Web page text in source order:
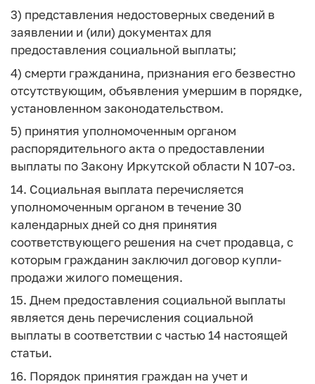
3) представления недостоверных сведений в
заявлении и (или) документах для
предоставления социальной выплаты;
4) смерти гражданина, признания его безвестно
отсутствующим, объявления умершим в порядке,
установленном законодательством.
5) принятия уполномоченным органом
распорядительного акта о предоставлении
выплаты по Закону Иркутской области N 107-оз.
14. Социальная выплата перечисляется
уполномоченным органом в течение 30
календарных дней со дня принятия
соответствующего решения на счет продавца, с
которым гражданин заключил договор купли-
продажи жилого помещения.
15. Днем предоставления социальной выплаты
является день перечисления социальной
выплаты в соответствии с частью 14 настоящей
статьи.
16. Порядок принятия граждан на учет и